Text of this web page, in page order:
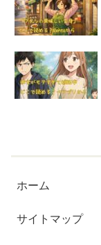
ホーム
サイトマップ